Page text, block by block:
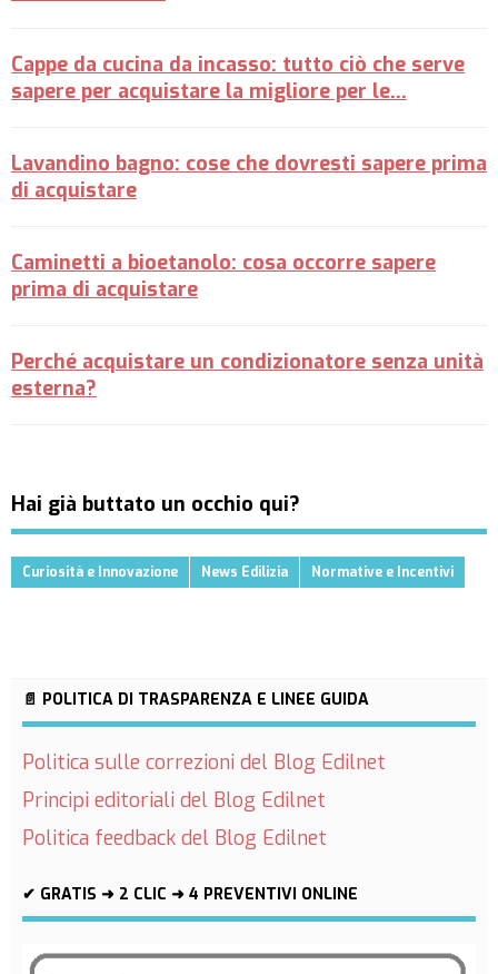
Cappe da cucina da incasso: tutto ciò che serve
sapere per acquistare la migliore per le…
Lavandino bagno: cose che dovresti sapere prima
di acquistare
Caminetti a bioetanolo: cosa occorre sapere
prima di acquistare
Perché acquistare un condizionatore senza unità
esterna?
Hai già buttato un occhio qui?
Curiosità e Innovazione News Edilizia Normative e Incentivi
📄 POLITICA DI TRASPARENZA E LINEE GUIDA
Politica sulle correzioni del Blog Edilnet
Principi editoriali del Blog Edilnet
Politica feedback del Blog Edilnet
✔ GRATIS ➜ 2 CLIC ➜ 4 PREVENTIVI ONLINE